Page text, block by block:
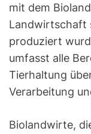
mit dem
Landwirtschaft
produziert
umfasst alle
Tierhaltung
Verarbeitung
Biolandwirte,